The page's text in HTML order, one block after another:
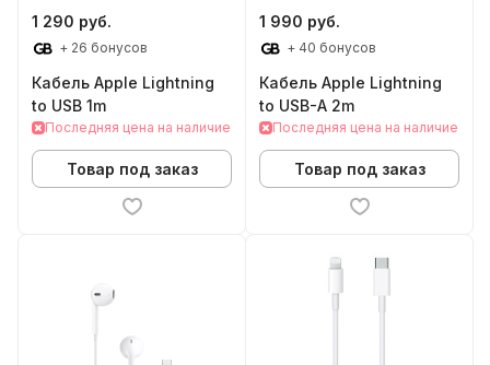
1 290 руб.
+ 26 бонусов
Кабель Apple Lightning
to USB 1m
Последняя цена на наличие
Товар под заказ
1 990 руб.
+ 40 бонусов
Кабель Apple Lightning
to USB-A 2m
Последняя цена на наличие
Товар под заказ